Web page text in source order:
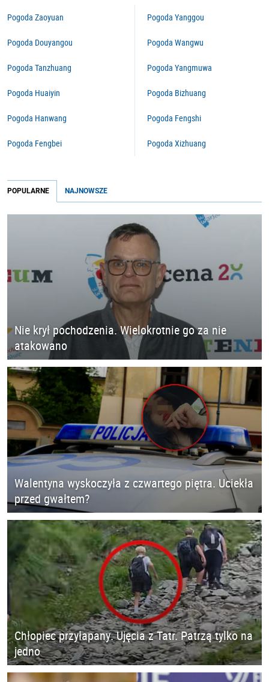
Pogoda Zaoyuan
Pogoda Douyangou
Pogoda Tanzhuang
Pogoda Huaiyin
Pogoda Hanwang
Pogoda Fengbei
Pogoda Yanggou
Pogoda Wangwu
Pogoda Yangmuwa
Pogoda Bizhuang
Pogoda Fengshi
Pogoda Xizhuang
POPULARNE NAJNOWSZE
Nie krył pochodzenia. Wielokrotnie go za nie
atakowano
Walentyna wyskoczyła z czwartego piętra. Uciekła
przed gwałtem?
Chłopiec przyłapany. Ujęcia z Tatr. Patrzą tylko na
jedno